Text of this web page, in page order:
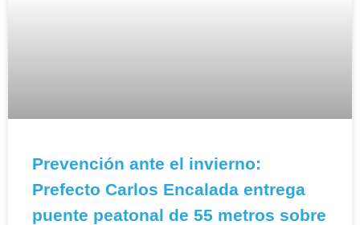
Prevención ante el invierno:
Prefecto Carlos Encalada entrega
puente peatonal de 55 metros sobre